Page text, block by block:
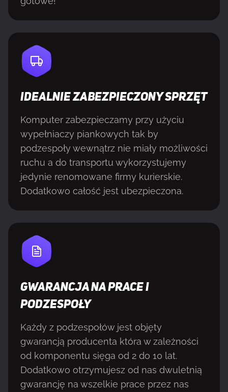
IDEALNIE ZABEZPIECZONY SPRZĘT
Komputer zabezpieczamy przy użyciu
wypełniaczy piankowych tak by
podzespoły wewnątrz nie miały możliwości
ruchu a do transportu wykorzystujemy
jedynie renomowane firmy kurierskie.
Dodatkowo całość jest ubezpieczona.
GWARANCJA NA PRACE I
PODZESPOŁY
Każdy z podzespołów jest objęty
gwarancją producenta która w zależności
od komponentu sięga od 2 do 10 lat.
Dodatkowo otrzymujesz od nas dwuletnią
gwarancję na wszelkie prace przez nas